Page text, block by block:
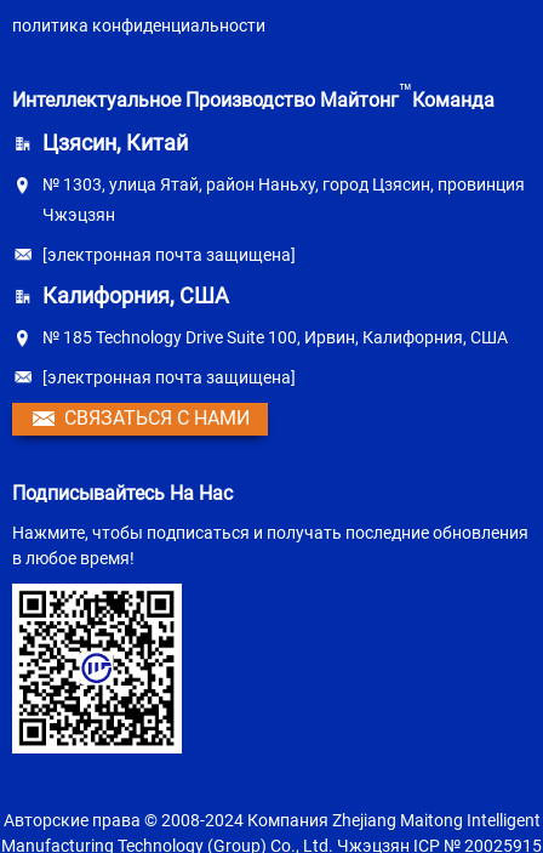
политика конфиденциальности
Интеллектуальное Производство Майтонг™Команда
Цзясин, Китай
№ 1303, улица Ятай, район Наньху, город Цзясин, провинция
Чжэцзян
[электронная почта защищена]
Калифорния, США
№ 185 Technology Drive Suite 100, Ирвин, Калифорния, США
[электронная почта защищена]
СВЯЗАТЬСЯ С НАМИ
Подписывайтесь На Нас
Нажмите, чтобы подписаться и получать последние обновления
в любое время!
Авторские права © 2008-2024 Компания Zhejiang Maitong Intelligent
Manufacturing Technology (Group) Co., Ltd. Чжэцзян ICP № 20025915